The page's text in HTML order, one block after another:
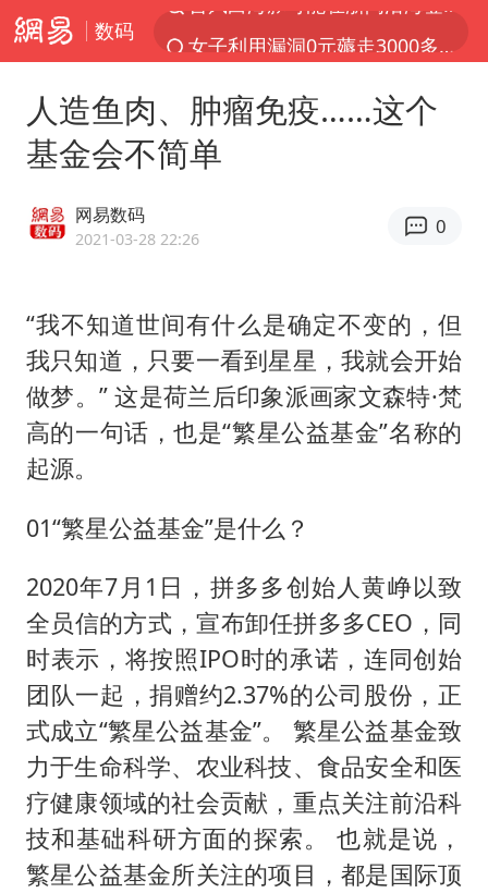
数码
80后女柜员逆袭成4200亿银行副行长
金饰克价大幅跳涨
多地要求领导干部带头休假
龚宝冬烈士安葬仪式举行
浙江舟山21条水上客运航线停航
中央气象台发布台风黄色预警
“梅姨”准确年龄仍未知
今年4位周星驰电影配角去世
号召领导带头休假 是大家不想休吗
中国五箭齐发反制美国
中国经济展现强大韧性和活力
人造鱼肉、肿瘤免疫……这个
基金会不简单
网易数码
2021-03-28 22:26
0
“我不知道世间有什么是确定不变的，但
我只知道，只要一看到星星，我就会开始
做梦。” 这是荷兰后印象派画家文森特·梵
高的一句话，也是“繁星公益基金”名称的
起源。
01“繁星公益基金”是什么？
2020年7月1日，拼多多创始人黄峥以致
全员信的方式，宣布卸任拼多多CEO，同
时表示，将按照IPO时的承诺，连同创始
团队一起，捐赠约2.37%的公司股份，正
式成立“繁星公益基金”。 繁星公益基金致
力于生命科学、农业科技、食品安全和医
疗健康领域的社会贡献，重点关注前沿科
技和基础科研方面的探索。 也就是说，
繁星公益基金所关注的项目，都是国际顶